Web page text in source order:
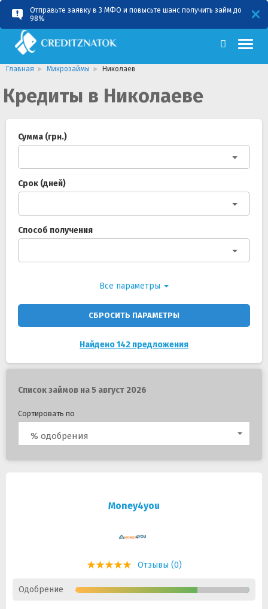
Отправьте заявку в 3 МФО и повысьте шанс получить займ до
98%
RU UA
Главная Микрозаймы Николаев
Кредиты в Николаеве
Сумма (грн.)
Срок (дней)
Способ получения
Все параметры
СБРОСИТЬ ПАРАМЕТРЫ
Найдено 142 предложения
Список займов на 5 август 2026
Сортировать по
% одобрения
Money4you
Отзывы (0)
Одобрение